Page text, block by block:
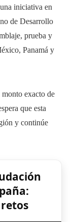
iniciativa en
de Desarrollo
prueba y
Panamá y
exacto de
que esta
y continúe